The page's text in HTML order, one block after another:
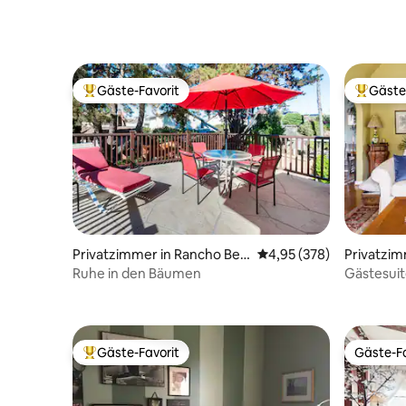
Beliebter Gäste-Favorit.
Gäste-Favorit
Privatzimmer in Rancho Ber
nardo
Durchschnittliche
4,95 (378)
Ruhe in den Bäumen
Beliebter Gäste-Favorit.
Gäste-Favorit Gäste-
Gäste-